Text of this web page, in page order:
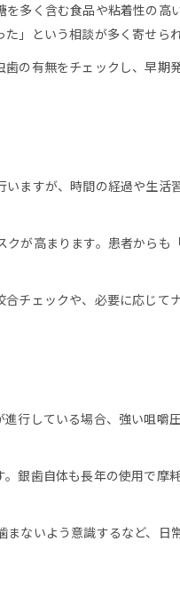
多く含む食品や粘着性の高
」という相談が多く寄せられ
の有無をチェックし、早期
ますが、時間の経過や生活
が高まります。患者からも
チェックや、必要に応じて
行している場合、強い咀嚼
銀歯自体も長年の使用で摩
ないよう意識するなど、日